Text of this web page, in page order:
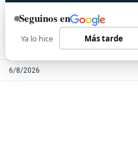
6/8/2026
Seguinos en
Ya lo hice Más tarde